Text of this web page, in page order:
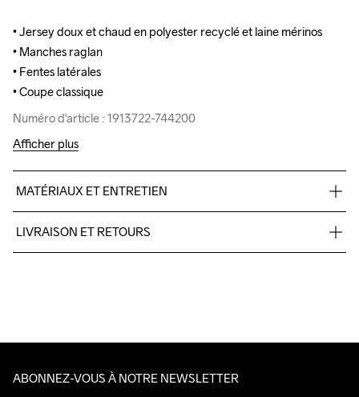
• Jersey doux et chaud en polyester recyclé et laine mérinos
• Manches raglan
• Fentes latérales
• Coupe classique
Numéro d'article : 1913722-744200
• Jersey doux et chaud en polyester recyclé et laine mérinos
• Manches raglan
• Fentes latérales
• Coupe classique
Numéro d'article : 1913722-744200
Afficher plus
MATÉRIAUX ET ENTRETIEN
LIVRAISON ET RETOURS
ABONNEZ-VOUS À NOTRE NEWSLETTER